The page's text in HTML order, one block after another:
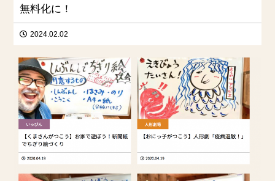
無料化に！
2024.02.02